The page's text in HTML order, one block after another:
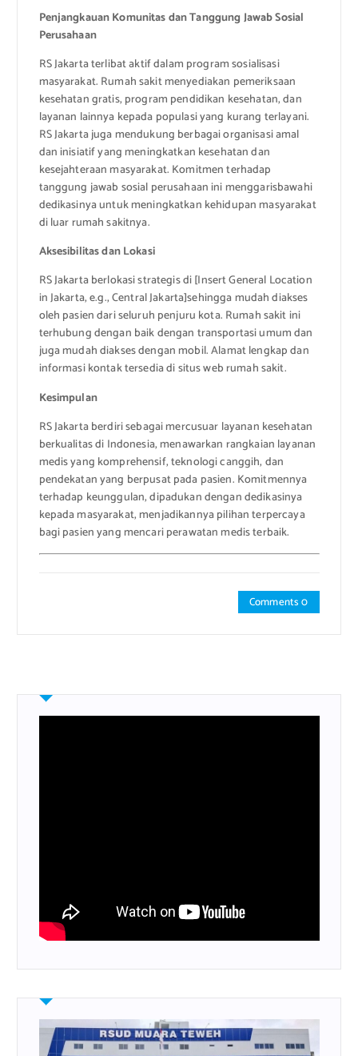
Penjangkauan Komunitas dan Tanggung Jawab Sosial
Perusahaan
RS Jakarta terlibat aktif dalam program sosialisasi
masyarakat. Rumah sakit menyediakan pemeriksaan
kesehatan gratis, program pendidikan kesehatan, dan
layanan lainnya kepada populasi yang kurang terlayani.
RS Jakarta juga mendukung berbagai organisasi amal
dan inisiatif yang meningkatkan kesehatan dan
kesejahteraan masyarakat. Komitmen terhadap
tanggung jawab sosial perusahaan ini menggarisbawahi
dedikasinya untuk meningkatkan kehidupan masyarakat
di luar rumah sakitnya.
Aksesibilitas dan Lokasi
RS Jakarta berlokasi strategis di [Insert General Location
in Jakarta, e.g., Central Jakarta]sehingga mudah diakses
oleh pasien dari seluruh penjuru kota. Rumah sakit ini
terhubung dengan baik dengan transportasi umum dan
juga mudah diakses dengan mobil. Alamat lengkap dan
informasi kontak tersedia di situs web rumah sakit.
Kesimpulan
RS Jakarta berdiri sebagai mercusuar layanan kesehatan
berkualitas di Indonesia, menawarkan rangkaian layanan
medis yang komprehensif, teknologi canggih, dan
pendekatan yang berpusat pada pasien. Komitmennya
terhadap keunggulan, dipadukan dengan dedikasinya
kepada masyarakat, menjadikannya pilihan terpercaya
bagi pasien yang mencari perawatan medis terbaik.
Comments 0